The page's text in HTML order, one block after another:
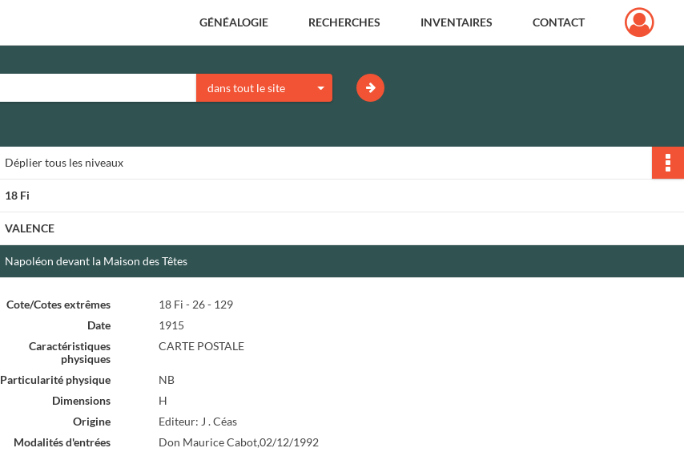
GÉNÉALOGIE RECHERCHES INVENTAIRES CONTACT
dans tout le site
Dépliertous les niveaux
18 Fi
VALENCE
Napoléon devant la Maison des Têtes
Cote/Cotes extrêmes
18 Fi - 26 - 129
Date
1915
Caractéristiques
physiques
CARTE POSTALE
Particularité physique
NB
Dimensions
H
Origine
Editeur: J . Céas
Modalités d'entrées
Don Maurice Cabot,02/12/1992